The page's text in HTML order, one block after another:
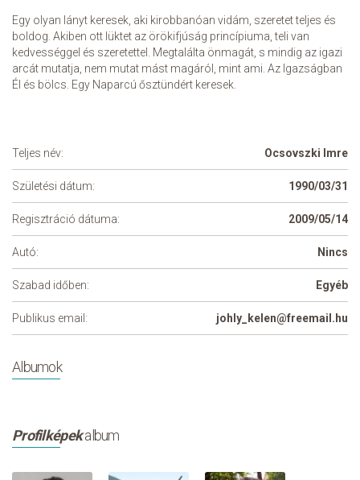
Egy olyan lányt keresek, aki kirobbanóan vidám, szeretet teljes és
boldog. Akiben ott lüktet az örökifjúság princípiuma, teli van
kedvességgel és szeretettel. Megtalálta önmagát, s mindig az igazi
arcát mutatja, nem mutat mást magáról, mint ami. Az Igazságban
Él és bölcs. Egy Naparcú ősztündért keresek.
Teljes név: Ocsovszki Imre
Születési dátum: 1990/03/31
Regisztráció dátuma: 2009/05/14
Autó: Nincs
Szabad időben: Egyéb
Publikus email: johly_kelen@freemail.hu
Albumok
Profilképekalbum